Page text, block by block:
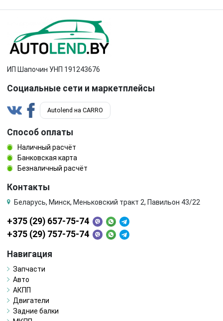
ИП Шапочин УНП 191243676
Социальные сети и маркетплейсы
Autolend на CARRO
Способ оплаты
Наличный расчёт
Банковская карта
Безналичный расчёт
Контакты
Беларусь, Минск, Меньковский тракт 2, Павильон 43/22
+375 (29) 657-75-74
+375 (29) 757-75-74
Навигация
Запчасти
Авто
АКПП
Двигатели
Задние балки